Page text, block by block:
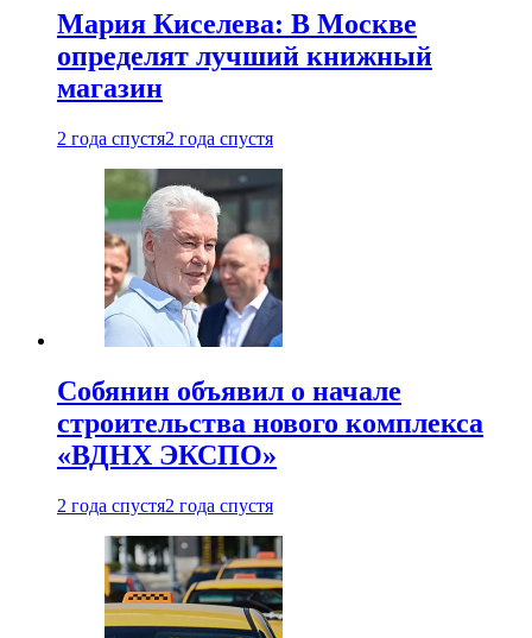
Мария Киселева: В Москве
определят лучший книжный
магазин
2 года спустя2 года спустя
Собянин объявил о начале
строительства нового комплекса
«ВДНХ ЭКСПО»
2 года спустя2 года спустя